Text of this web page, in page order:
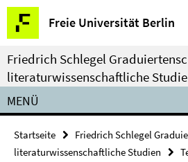
Springe
direkt
zu
Inhalt
Freie Universität Berlin
Service-
Navigation
Friedrich Schlegel
literaturwissenschaftliche
MENÜ
Startseite
Friedrich Schlegel
literaturwissenschaftliche Studien